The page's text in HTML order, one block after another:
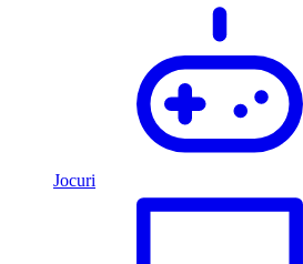
Jocuri